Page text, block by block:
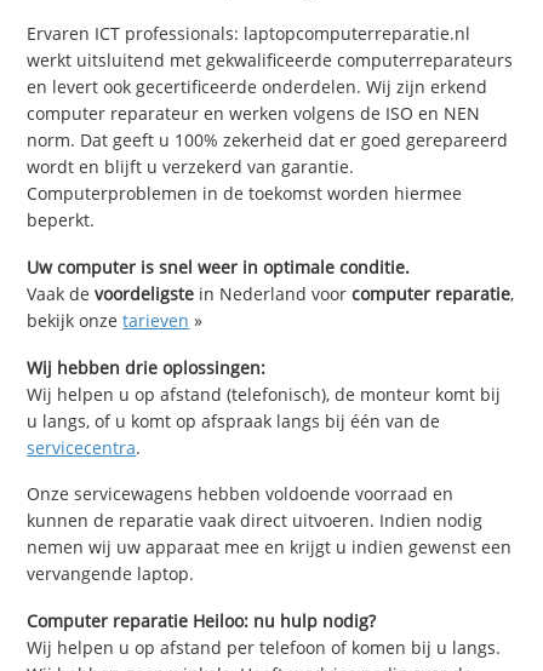
Ervaren ICT professionals: laptopcomputerreparatie.nl
werkt uitsluitend met gekwalificeerde computerreparateurs
en levert ook gecertificeerde onderdelen. Wij zijn erkend
computer reparateur en werken volgens de ISO en NEN
norm. Dat geeft u 100% zekerheid dat er goed gerepareerd
wordt en blijft u verzekerd van garantie.
Computerproblemen in de toekomst worden hiermee
beperkt.
Uw computer is snel weer in optimale conditie.
Vaak devoordeligste in Nederland voorcomputer reparatie,
bekijk onzetarieven »
Wij hebben drie oplossingen:
Wij helpen u op afstand (telefonisch), de monteur komt bij
u langs, of u komt op afspraak langs bij één van de
servicecentra.
Onze servicewagens hebben voldoende voorraad en
kunnen de reparatie vaak direct uitvoeren. Indien nodig
nemen wij uw apparaat mee en krijgt u indien gewenst een
vervangende laptop.
Computer reparatie Heiloo: nu hulp nodig?
Wij helpen u op afstand per telefoon of komen bij u langs.